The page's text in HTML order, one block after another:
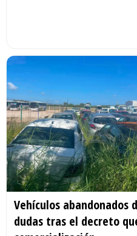
Vehículos abandonados
dudas tras el decreto